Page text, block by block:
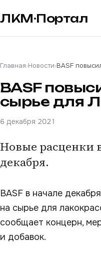
ЛКМ·Портал
Главная›Новости›BASF
BASF
сырье для
6 декабря 2021
Новые расценки
декабря.
BASF в начале
на сырье для
сообщает концерн,
и добавок.